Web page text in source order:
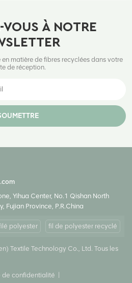
À NOTRE
matière de fibres recyclées dans votre
de réception.
Yihua Center, No.1 Qishan North
Fujian Province, P.R.China
polyester fil de polyester recyclé
Textile Technology Co., Ltd. Tous les
de confidentialité